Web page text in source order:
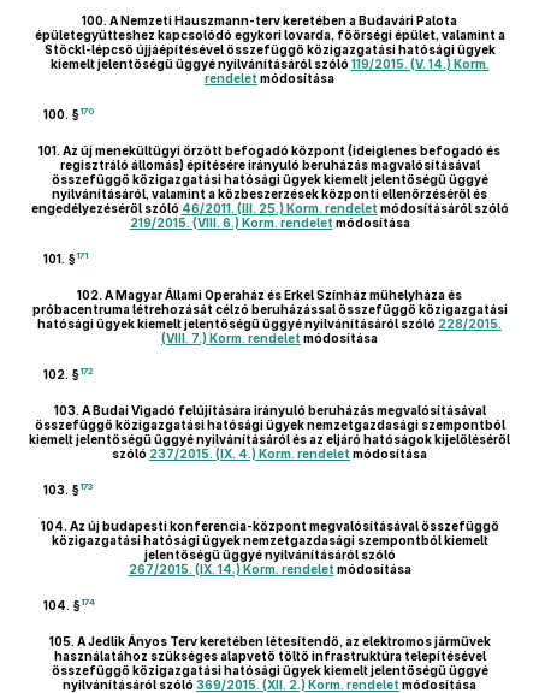
100. A Nemzeti Hauszmann-terv keretében a Budavári Palota
épületegyütteshez kapcsolódó egykori lovarda, főőrségi épület, valamint a
Stöckl-lépcső újjáépítésével összefüggő közigazgatási hatósági ügyek
kiemelt jelentőségű üggyé nyilvánításáról szóló 119/2015. (V. 14.) Korm.
rendelet módosítása
100. §170
101. Az új menekültügyi őrzött befogadó központ (ideiglenes befogadó és
regisztráló állomás) építésére irányuló beruházás magvalósításával
összefüggő közigazgatási hatósági ügyek kiemelt jelentőségű üggyé
nyilvánításáról, valamint a közbeszerzések központi ellenőrzéséről és
engedélyezéséről szóló 46/2011. (III. 25.) Korm. rendelet módosításáról szóló
219/2015. (VIII. 6.) Korm. rendelet módosítása
101. §171
102. A Magyar Állami Operaház és Erkel Színház műhelyháza és
próbacentruma létrehozását célzó beruházással összefüggő közigazgatási
hatósági ügyek kiemelt jelentőségű üggyé nyilvánításáról szóló 228/2015.
(VIII. 7.) Korm. rendelet módosítása
102. §172
103. A Budai Vigadó felújítására irányuló beruházás megvalósításával
összefüggő közigazgatási hatósági ügyek nemzetgazdasági szempontból
kiemelt jelentőségű üggyé nyilvánításáról és az eljáró hatóságok kijelöléséről
szóló 237/2015. (IX. 4.) Korm. rendelet módosítása
103. §173
104. Az új budapesti konferencia-központ megvalósításával összefüggő
közigazgatási hatósági ügyek nemzetgazdasági szempontból kiemelt
jelentőségű üggyé nyilvánításáról szóló
267/2015. (IX. 14.) Korm. rendelet módosítása
104. §174
105. A Jedlik Ányos Terv keretében létesítendő, az elektromos járművek
használatához szükséges alapvető töltő infrastruktúra telepítésével
összefüggő közigazgatási hatósági ügyek kiemelt jelentőségű üggyé
nyilvánításáról szóló 369/2015. (XII. 2.) Korm. rendelet módosítása